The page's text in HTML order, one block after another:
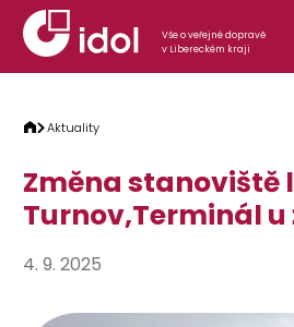
Přeskočit na obsah
Vše o veřejné dopravě
v Libereckém kraji
Aktuality
Změna stanoviště
Turnov,Terminál u
4. 9. 2025